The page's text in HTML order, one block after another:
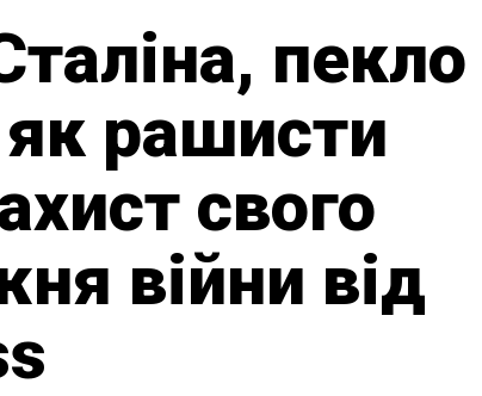
пекло
рашисти
свого
війни від